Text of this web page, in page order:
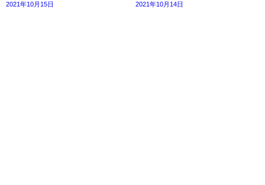
2021年10月15日 2021年10月14日